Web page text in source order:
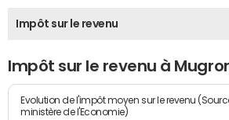
Impôt sur le revenu
Impôt sur le revenu à
Evolution de l'impôt moyen sur le revenu
ministère de l'Economie)